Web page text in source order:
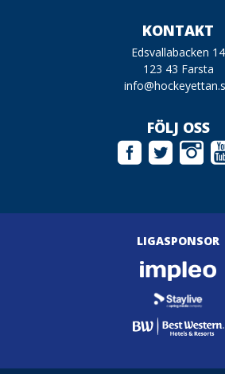
KONTAKT
Edsvallabacken 14
123 43 Farsta
FÖLJ OSS
LIGASPONSOR